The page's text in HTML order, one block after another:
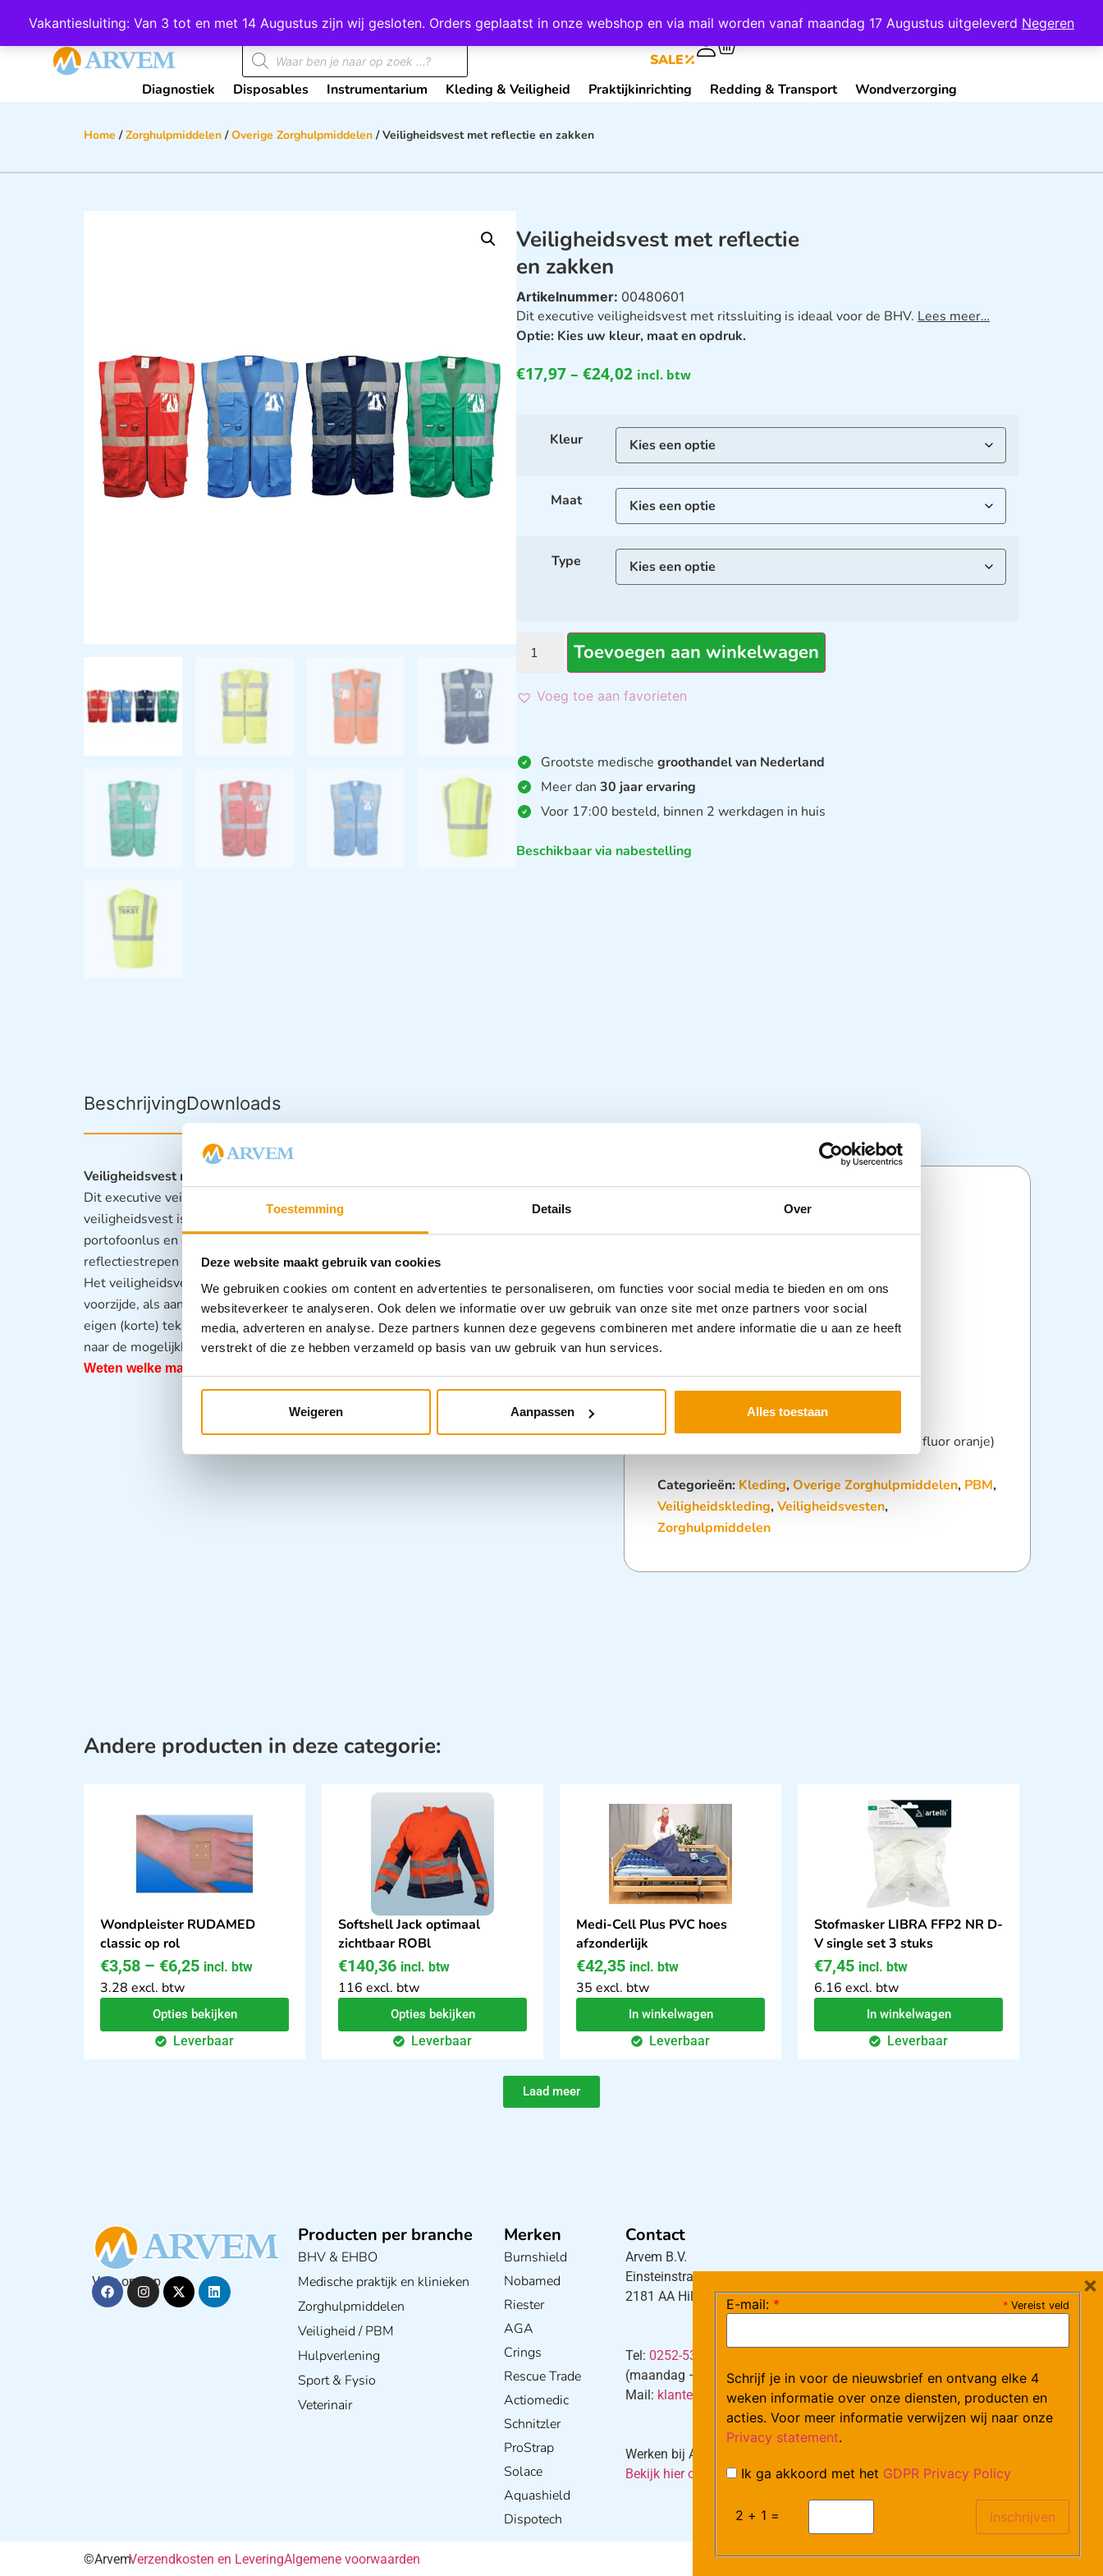
Toestemming Details Over
Deze website maakt gebruik van cookies
We gebruiken cookies om content en advertenties te personaliseren, om functies voor social media te bieden en om ons
websiteverkeer te analyseren. Ook delen we informatie over uw gebruik van onze site met onze partners voor social
media, adverteren en analyse. Deze partners kunnen deze gegevens combineren met andere informatie die u aan ze heeft
verstrekt of die ze hebben verzameld op basis van uw gebruik van hun services.
Weigeren Aanpassen Alles toestaan
Vakantiesluiting: Van 3 tot en met 14 Augustus zijn wij gesloten. Orders geplaatst in onze webshop en via mail worden vanaf maandag 17 Augustus uitgeleverd Negeren
Wij scoren een 4,8 op Google Mijn Account Contact
SALE
Diagnostiek Disposables Instrumentarium Kleding & Veiligheid Praktijkinrichting Redding & Transport Wondverzorging
Home /Zorghulpmiddelen /Overige Zorghulpmiddelen / Veiligheidsvest met reflectie en zakken
Veiligheidsvest met reflectie
en zakken
Artikelnummer: 00480601
Dit executive veiligheidsvest met ritssluiting is ideaal voor de BHV. Lees meer…
Optie: Kies uw kleur, maat en opdruk.
€17,97– €24,02 incl. btw
Kleur
Maat
Type
Toevoegen aan winkelwagen
Voeg toe aan favorieten
Grootste medischegroothandel van Nederland
Meer dan30 jaar ervaring
Voor 17:00 besteld, binnen 2 werkdagen in huis
Beschikbaar via nabestelling
BeschrijvingDownloads
Veiligheidsvest met reflectie en zakken.
Dit executive veiligheidsvest met ritssluiting is ideaal voor de BHV. Het luxe
veiligheidsvest is voorzien van drie handige zakken en bevat daarnaast ook een
portofoonlus en een ID-badgehouder. Uiteraard ontbreken ook de opvallende
reflectiestrepen niet op dit BHV veiligheidsvest.
Het veiligheidsvest kan worden geleverd zonder tekst of kan naar keuze (zowel aan de
voorzijde, als aan de achterzijde) worden voorzien van een standaard bedrukking. Liever een
eigen (korte) tekst? Neem dan contact met ons op viaklantenservice@arvem.nlen vraag
naar de mogelijkheden.
Weten welke maat u nodig heeft?
– Fluor oranje
– Marineblauw
– Rood
– Groen
– Blauw
– 100% polyester
– Voldoet aan EN471 klasse 2:2 (fluor geel / fluor oranje)
Categorieën: Kleding,Overige Zorghulpmiddelen, PBM,
Veiligheidskleding,Veiligheidsvesten,
Zorghulpmiddelen
Andere producten in deze categorie:
Wondpleister RUDAMED
classic op rol
€3,58 – €6,25 incl. btw
3.28 excl. btw
Opties bekijken
Leverbaar
Softshell Jack optimaal
zichtbaar ROBl
€140,36 incl. btw
116 excl. btw
Opties bekijken
Leverbaar
Medi-Cell Plus PVC hoes
afzonderlijk
€42,35 incl. btw
35 excl. btw
In winkelwagen
Leverbaar
Stofmasker LIBRA FFP2 NR D-
V single set 3 stuks
€7,45 incl. btw
6.16 excl. btw
In winkelwagen
Leverbaar
Laad meer
Volg ons op
Producten per branche
BHV & EHBO
Medische praktijk en klinieken
Zorghulpmiddelen
Veiligheid / PBM
Hulpverlening
Sport & Fysio
Veterinair
Merken
Burnshield
Nobamed
Riester
AGA
Crings
Rescue Trade
Actiomedic
Schnitzler
ProStrap
Solace
Aquashield
Dispotech
Contact
Arvem B.V.
Einsteinstraat 5
2181 AA Hillegom
Tel: 0252-533256
(maandag – donderdag 08:30-17:15 uur / vrijdag 08:30-16:00 uur)
Mail: klantenservice@arvem.nl
Werken bij Arvem?
Bekijk hier onze vacatures.
©ArvemVerzendkosten en LeveringAlgemene voorwaarden
* Vereist veld
E-mail: *
Schrijf je in voor de nieuwsbrief en ontvang elke 4
weken informatie over onze diensten, producten en
acties. Voor meer informatie verwijzen wij naar onze
Privacy statement.
Ik ga akkoord met het GDPR Privacy Policy
2 + 1 =
×